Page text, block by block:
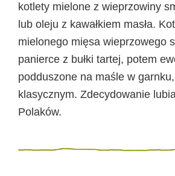
kotlety mielone z wieprzowiny
lub oleju z kawałkiem masła.
mielonego mięsa wieprzowego
panierce z bułki tartej, potem
podduszone na maśle w
klasycznym. Zdecydowanie
Polaków.